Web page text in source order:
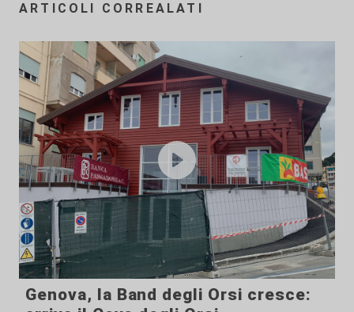
ARTICOLI CORREALATI
Genova, la Band degli Orsi cresce: